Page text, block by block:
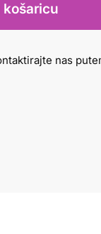
košaricu
nas